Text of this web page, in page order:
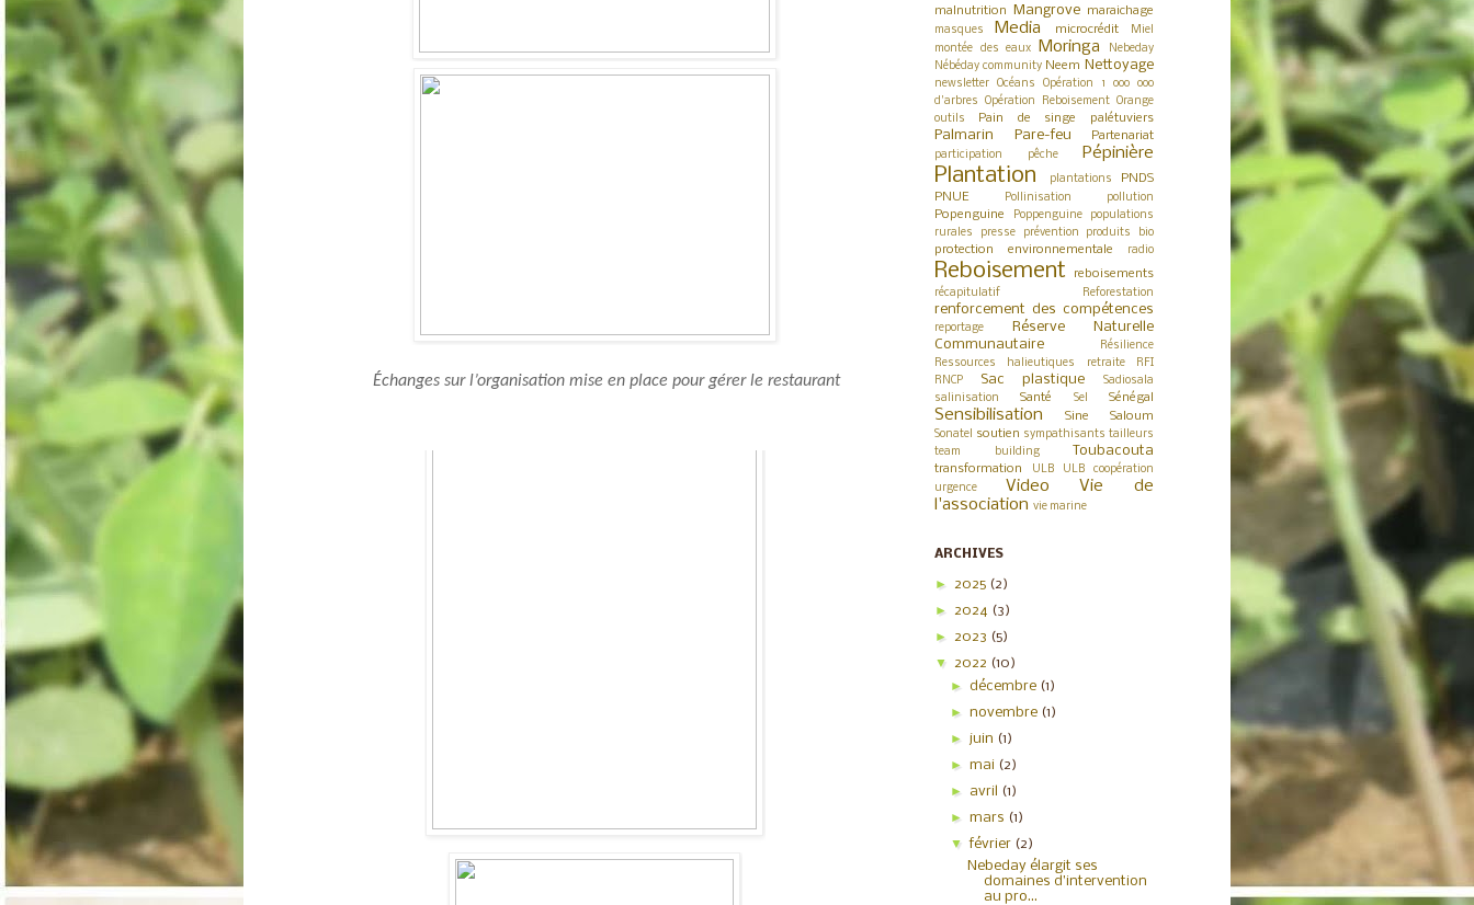
Échanges sur l’organisation mise en place pour gérer le restaurant
malnutrition Mangrove maraichage
masques Media microcrédit
Miel
montée des eaux
Moringa
Nebeday
Nébéday community Neem Nettoyage
newsletter Océans
Opération 1 000 000
d'arbres
Opération Reboisement Orange
outils
Pain de singe palétuviers
Palmarin Pare-feu Partenariat
participation pêche Pépinière
Plantation plantations
PNDS
PNUE
Pollinisation pollution
Popenguine Poppenguine
populations
rurales
presse prévention produits bio
protection environnementale radio
Reboisement reboisements
récapitulatif Reforestation
renforcement des compétences
reportage
Réserve Naturelle
Communautaire
Résilience
Ressources halieutiques
retraite
RFI
RNCP
Sac plastique
Sadiosala
salinisation
Santé Sel Sénégal
Sensibilisation Sine Saloum
Sonatel soutien sympathisants tailleurs
team building
Toubacouta
transformation ULB
ULB coopération
urgence
Video
Vie de
l'association vie marine
ARCHIVES
► 2025 (2)
► 2024 (3)
► 2023 (5)
▼ 2022 (10)
► décembre (1)
►novembre (1)
►juin (1)
►mai (2)
► avril (1)
►mars (1)
▼février (2)
Nebeday élargit ses
domaines d’intervention
au pro...